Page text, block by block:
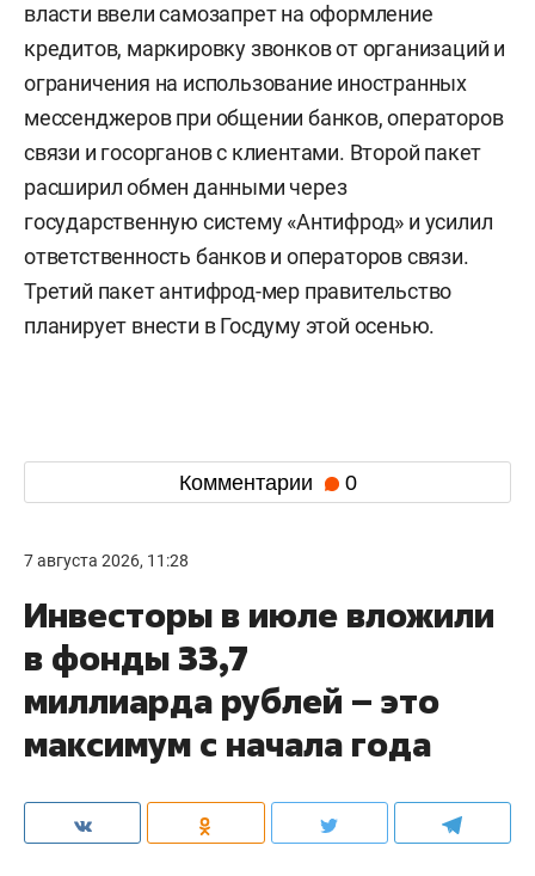
власти ввели самозапрет на оформление
кредитов, маркировку звонков от организаций и
ограничения на использование иностранных
мессенджеров при общении банков, операторов
связи и госорганов с клиентами. Второй пакет
расширил обмен данными через
государственную систему «Антифрод» и усилил
ответственность банков и операторов связи.
Третий пакет антифрод-мер правительство
планирует внести в Госдуму этой осенью.
Комментарии 0
7 августа 2026, 11:28
Инвесторы в июле вложили
в фонды 33,7
миллиарда рублей – это
максимум с начала года